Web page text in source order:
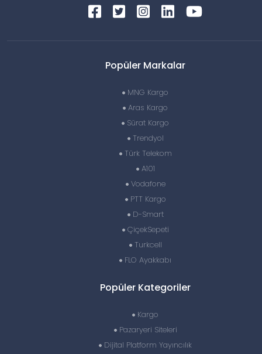
Popüler Markalar
MNG Kargo
Aras Kargo
Sürat Kargo
Trendyol
Türk Telekom
A101
Vodafone
PTT Kargo
D-Smart
ÇiçekSepeti
Turkcell
FLO Ayakkabı
Popüler Kategoriler
Kargo
Pazaryeri Siteleri
Dijital Platform Yayıncılık